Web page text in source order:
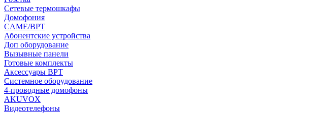
Сетевые термошкафы
Домофония
CAME/BPT
Абонентские устройства
Доп оборудование
Вызывные панели
Готовые комплекты
Аксессуары BPT
Системное оборудование
4-проводные домофоны
AKUVOX
Видеотелефоны